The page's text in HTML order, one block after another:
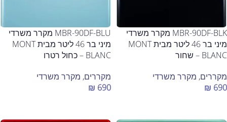
MBR-90DF-BLK מקרר משרדי
מיני בר 46 ליטר מבית MONT
BLANC – שחור
מקררים, מקרר משרדי
₪ 690
MBR-90DF-BLU מקרר משרדי
מיני בר 46 ליטר מבית MONT
BLANC – כחול רטרו
מקררים, מקרר משרדי
₪ 690